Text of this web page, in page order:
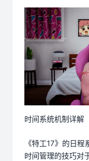
时间系统机制详解
《特工17》的日
时间管理的技巧对